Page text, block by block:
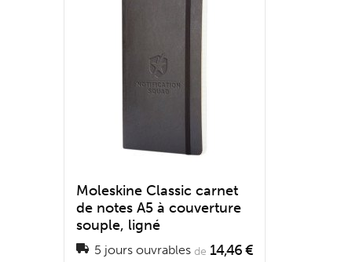
Moleskine Classic carnet
de notes A5 à couverture
souple, ligné
5 jours ouvrables de 14,46 €